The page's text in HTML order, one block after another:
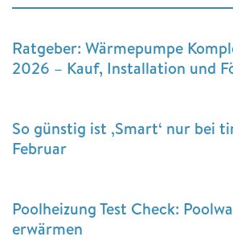
Ratgeber: Wärmepumpe
2026 – Kauf, Installation und
So günstig ist ‚Smart‘ nur bei
Februar
Poolheizung Test Check:
erwärmen